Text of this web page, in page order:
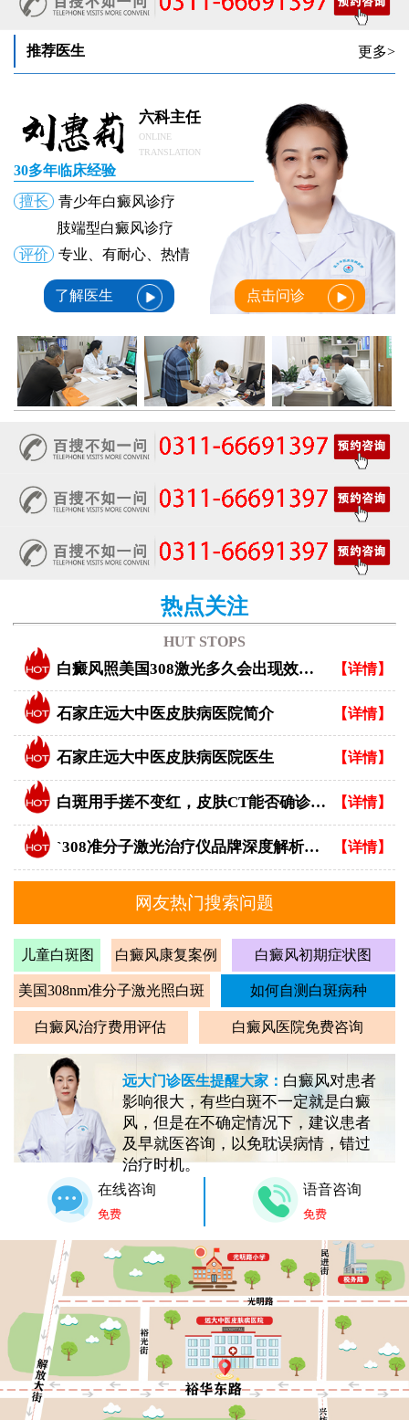
推荐医生 更多>
六科主任
ONLINE
TRANSLATION
30多年临床经验
擅长
青少年白癜风诊疗
肢端型白癜风诊疗
评价
专业、有耐心、热情
了解医生 点击问诊
热点关注
HUT STOPS
白癜风照美国308激光多久会出现效果？ 【详情】
石家庄远大中医皮肤病医院简介 【详情】
石家庄远大中医皮肤病医院医生 【详情】
白斑用手搓不变红，皮肤CT能否确诊白癜风？ 【详情】
`308准分子激光治疗仪品牌深度解析：专业视角下的优选指南` 【详情】
网友热门搜索问题
儿童白斑图 白癜风康复案例 白癜风初期症状图
美国308nm准分子激光照白斑 如何自测白斑病种
白癜风治疗费用评估 白癜风医院免费咨询
远大门诊医生提醒大家： 白癜风对患者
影响很大，有些白斑不一定就是白癜
风，但是在不确定情况下，建议患者
及早就医咨询，以免耽误病情，错过
治疗时机。
在线咨询
免费
语音咨询
免费